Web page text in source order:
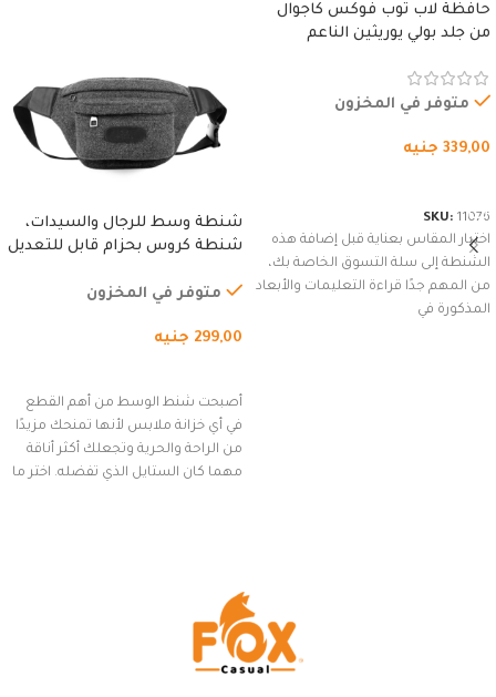
حافظة لاب توب فوكس كاجوال
من جلد بولي يوريثين الناعم
وسوستة.
متوفر في المخزون
339,00 جنيه
SKU: 11076
اختيار المقاس بعناية قبل إضافة هذه
الشنطة إلى سلة التسوق الخاصة بك،
من المهم جدًا قراءة التعليمات والأبعاد
المذكورة في
شنطة وسط للرجال والسيدات،
شنطة كروس بحزام قابل للتعديل
السفر، الجري العادي، المشي
(رمادي)
متوفر في المخزون
299,00 جنيه
أصبحت شنط الوسط من أهم القطع
في أي خزانة ملابس لأنها تمنحك مزيدًا
من الراحة والحرية وتجعلك أكثر أناقة
مهما كان الستايل الذي تفضله. اختر ما